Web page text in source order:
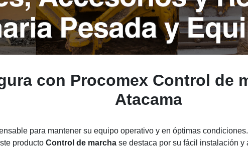
con Procomex Control de
Atacama
para mantener su equipo operativo y en óptimas
producto Control de marcha se destaca por su fácil instalación y